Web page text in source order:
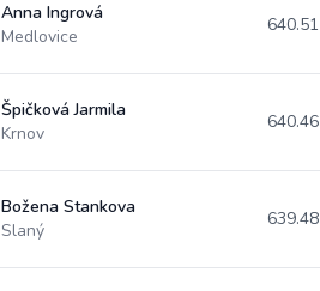
Anna Ingrová
Medlovice
640.51
Špičková Jarmila
Krnov
640.46
Božena Stankova
Slaný
639.48